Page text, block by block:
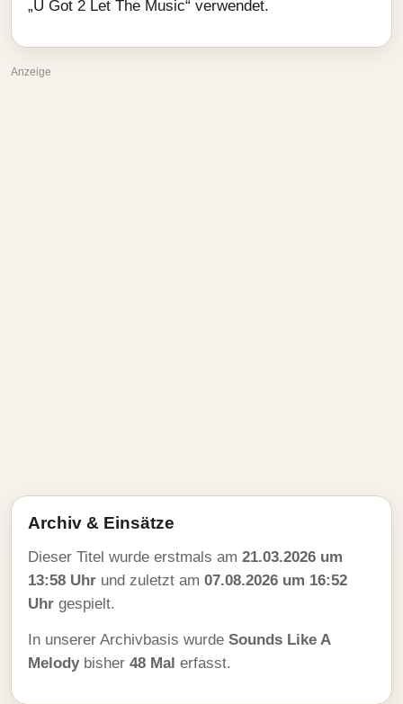
„U Got 2 Let The Music“ verwendet.
Anzeige
Archiv & Einsätze
Dieser Titel wurde erstmals am 21.03.2026 um
13:58 Uhr und zuletzt am 07.08.2026 um 16:52
Uhr gespielt.
In unserer Archivbasis wurde Sounds Like A
Melodybisher 48 Mal erfasst.